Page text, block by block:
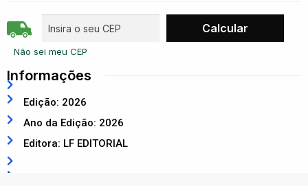
Não sei meu CEP
Informações
Edição: 2026
Ano da Edição: 2026
Editora: LF EDITORIAL